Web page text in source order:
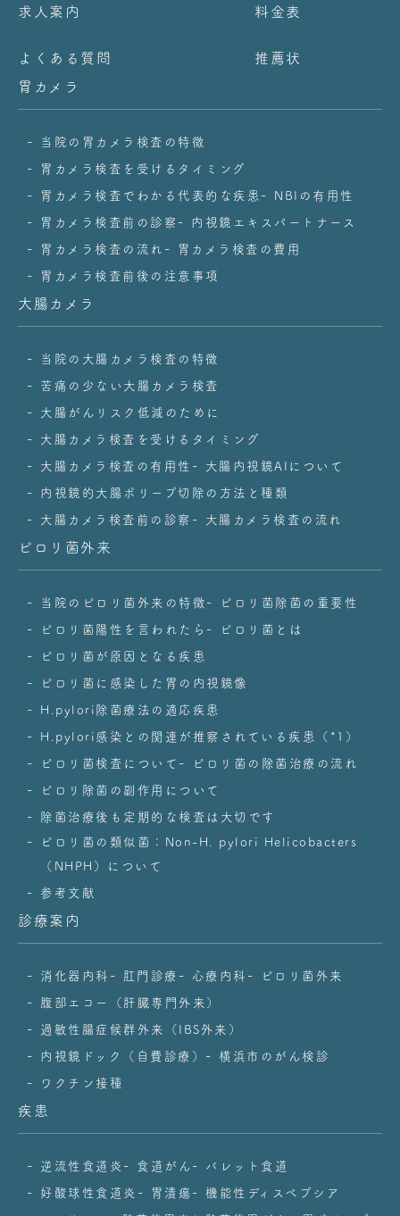
求人案内 料金表
よくある質問
推薦状
胃カメラ
当院の胃カメラ検査の特徴
胃カメラ検査を受けるタイミング
胃カメラ検査でわかる代表的な疾患
NBIの有用性
胃カメラ検査前の診察
内視鏡エキスパートナース
胃カメラ検査の流れ
胃カメラ検査の費用
胃カメラ検査前後の注意事項
大腸カメラ
当院の大腸カメラ検査の特徴
苦痛の少ない大腸カメラ検査
大腸がんリスク低減のために
大腸カメラ検査を受けるタイミング
大腸カメラ検査の有用性
大腸内視鏡AIについて
内視鏡的大腸ポリープ切除の方法と種類
大腸カメラ検査前の診察
大腸カメラ検査の流れ
ピロリ菌外来
当院のピロリ菌外来の特徴
ピロリ菌除菌の重要性
ピロリ菌陽性を言われたら
ピロリ菌とは
ピロリ菌が原因となる疾患
ピロリ菌に感染した胃の内視鏡像
H.pylori除菌療法の適応疾患
H.pylori感染との関連が推察されている疾患（*1）
ピロリ菌検査について
ピロリ菌の除菌治療の流れ
ピロリ除菌の副作用について
除菌治療後も定期的な検査は大切です
ピロリ菌の類似菌：Non-H. pylori Helicobacters
（NHPH）について
参考文献
診療案内
消化器内科 肛門診療 心療内科
ピロリ菌外来
腹部エコー（肝臓専門外来）
過敏性腸症候群外来（IBS外来）
内視鏡ドック（自費診療）
横浜市のがん検診
ワクチン接種
疾患
逆流性食道炎 食道がん
バレット食道
好酸球性食道炎
胃潰瘍
機能性ディスペプシア